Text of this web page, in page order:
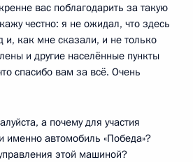
вас поблагодарить за такую
честно: я не ожидал, что здесь
и, как мне сказали, и не только
и другие населённые пункты
спасибо вам за всё. Очень
а почему для участия
именно автомобиль «Победа»?
этой машиной?